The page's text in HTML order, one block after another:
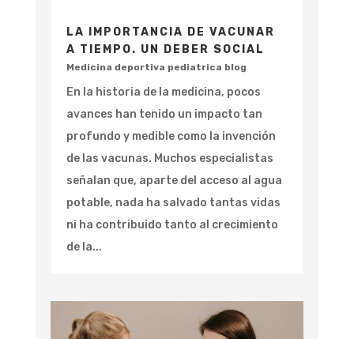
LA IMPORTANCIA DE VACUNAR
A TIEMPO. UN DEBER SOCIAL
Medicina deportiva pediatrica blog
En la historia de la medicina, pocos
avances han tenido un impacto tan
profundo y medible como la invención
de las vacunas. Muchos especialistas
señalan que, aparte del acceso al agua
potable, nada ha salvado tantas vidas
ni ha contribuido tanto al crecimiento
de la...